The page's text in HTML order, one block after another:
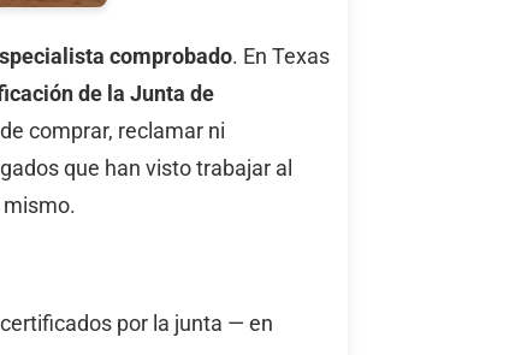
comprobado. En Texas
de la Junta de
comprar, reclamar ni
que han visto trabajar al
mismo.
por la junta — en